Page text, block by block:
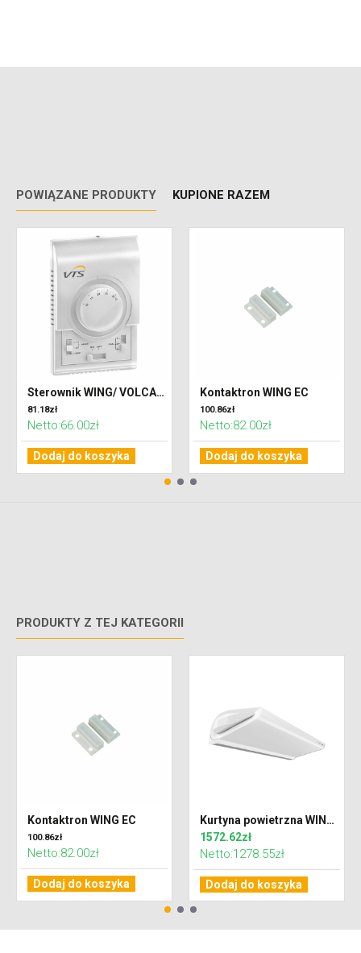
POWIĄZANE PRODUKTY KUPIONE RAZEM
Sterownik WING/ VOLCANO (IP30)
81.18zł
Netto:66.00zł
Dodaj do koszyka
Kontaktron WING EC
100.86zł
Netto:82.00zł
Dodaj do koszyka
PRODUKTY Z TEJ KATEGORII
Kontaktron WING EC
100.86zł
Netto:82.00zł
Dodaj do koszyka
Kurtyna powietrzna WING C100 EC zimna
1572.62zł
Netto:1278.55zł
Dodaj do koszyka